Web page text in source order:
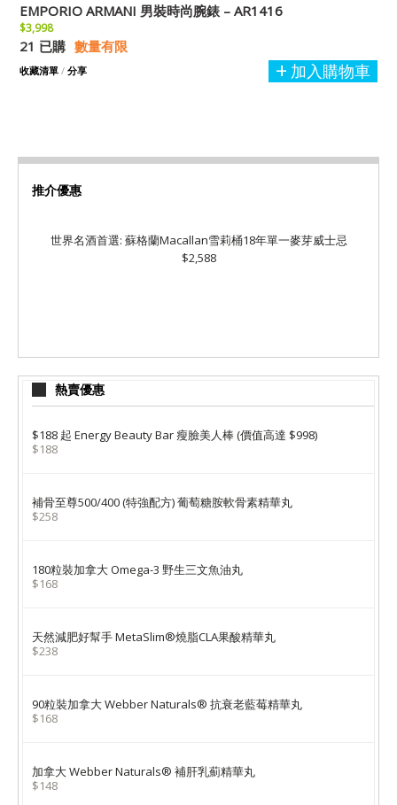
EMPORIO ARMANI 男裝時尚腕錶 – AR1416
$3,998
21 已購 數量有限
加入購物車
收藏清單 / 分享
推介優惠
世界名酒首選: 蘇格蘭Macallan雪莉桶18年單一麥芽威士忌
$2,588
熱賣優惠
$188 起 Energy Beauty Bar 瘦臉美人棒 (價值高達 $998)
$188
補骨至尊500/400 (特強配方) 葡萄糖胺軟骨素精華丸
$258
180粒裝加拿大 Omega-3 野生三文魚油丸
$168
天然減肥好幫手 MetaSlim®燒脂CLA果酸精華丸
$238
90粒裝加拿大 Webber Naturals® 抗衰老藍莓精華丸
$168
加拿大 Webber Naturals® 補肝乳薊精華丸
$148